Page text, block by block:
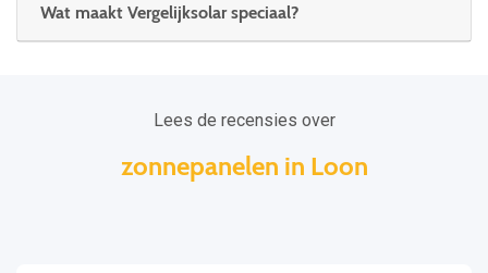
Wat maakt Vergelijksolar speciaal?
Lees de recensies over
zonnepanelen in Loon